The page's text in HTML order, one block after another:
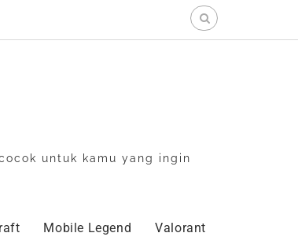
Search
for:
untuk kamu yang ingin
Mobile Legend Valorant